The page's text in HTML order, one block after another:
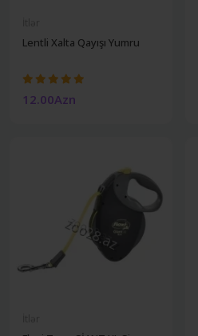
Lentli Xalta Qayışı Yumru
12.00Azn